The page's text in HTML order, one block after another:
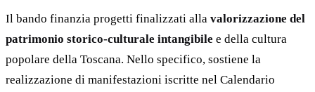
Il bando finanzia progetti finalizzati alla valorizzazione del
patrimonio storico-culturale intangibile e della cultura
popolare della Toscana. Nello specifico, sostiene la
realizzazione di manifestazioni iscritte nel Calendario